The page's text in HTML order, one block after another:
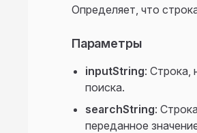
Определяет, что
Параметры
inputString: Строка,
поиска.
searchString:
переданное